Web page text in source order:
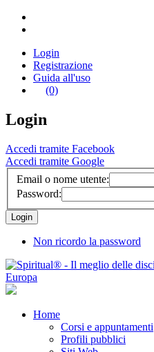
Login
Registrazione
Guida all'uso
(0)
Login
Accedi tramite Facebook
Accedi tramite Google
Email o nome utente:
Password:
Non ricordo la password
Home
Corsi e appuntamenti
Profili pubblici